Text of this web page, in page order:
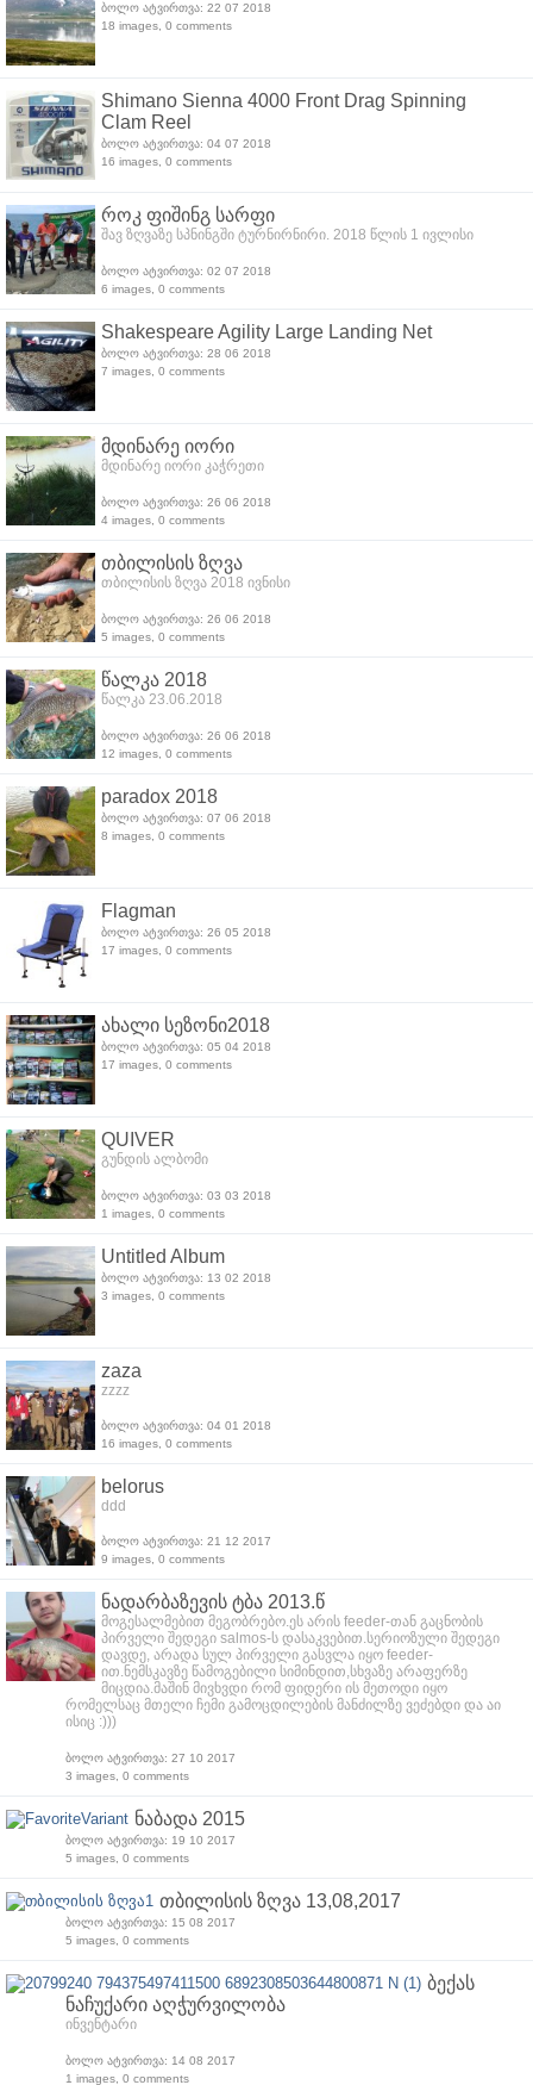
ბოლო ატვირთვა: 22 07 2018
18 images, 0 comments
Shimano Sienna 4000 Front Drag Spinning
Clam Reel
ბოლო ატვირთვა: 04 07 2018
16 images, 0 comments
როკ ფიშინგ სარფი
შავ ზღვაზე სპნინგში ტურნირნირი. 2018 წლის 1 ივლისი
ბოლო ატვირთვა: 02 07 2018
6 images, 0 comments
Shakespeare Agility Large Landing Net
ბოლო ატვირთვა: 28 06 2018
7 images, 0 comments
მდინარე იორი
მდინარე იორი კაჭრეთი
ბოლო ატვირთვა: 26 06 2018
4 images, 0 comments
თბილისის ზღვა
თბილისის ზღვა 2018 ივნისი
ბოლო ატვირთვა: 26 06 2018
5 images, 0 comments
წალკა 2018
წალკა 23.06.2018
ბოლო ატვირთვა: 26 06 2018
12 images, 0 comments
paradox 2018
ბოლო ატვირთვა: 07 06 2018
8 images, 0 comments
Flagman
ბოლო ატვირთვა: 26 05 2018
17 images, 0 comments
ახალი სეზონი2018
ბოლო ატვირთვა: 05 04 2018
17 images, 0 comments
QUIVER
გუნდის ალბომი
ბოლო ატვირთვა: 03 03 2018
1 images, 0 comments
Untitled Album
ბოლო ატვირთვა: 13 02 2018
3 images, 0 comments
zaza
zzzz
ბოლო ატვირთვა: 04 01 2018
16 images, 0 comments
belorus
ddd
ბოლო ატვირთვა: 21 12 2017
9 images, 0 comments
ნადარბაზევის ტბა 2013.წ
მოგესალმებით მეგობრებო.ეს არის feeder-თან გაცნობის
პირველი შედეგი salmos-ს დასაკვებით.სერიოზული შედეგი
დავდე, არადა სულ პირველი გასვლა იყო feeder-
ით.ნემსკავზე წამოგებილი სიმინდით,სხვაზე არაფერზე
მიცდია.მაშინ მივხვდი რომ ფიდერი ის მეთოდი იყო
რომელსაც მთელი ჩემი გამოცდილების მანძილზე ვეძებდი და აი
ისიც :)))
ბოლო ატვირთვა: 27 10 2017
3 images, 0 comments
ნაბადა 2015
ბოლო ატვირთვა: 19 10 2017
5 images, 0 comments
თბილისის ზღვა 13,08,2017
ბოლო ატვირთვა: 15 08 2017
5 images, 0 comments
ბექას
ნაჩუქარი აღჭურვილობა
ინვენტარი
ბოლო ატვირთვა: 14 08 2017
1 images, 0 comments